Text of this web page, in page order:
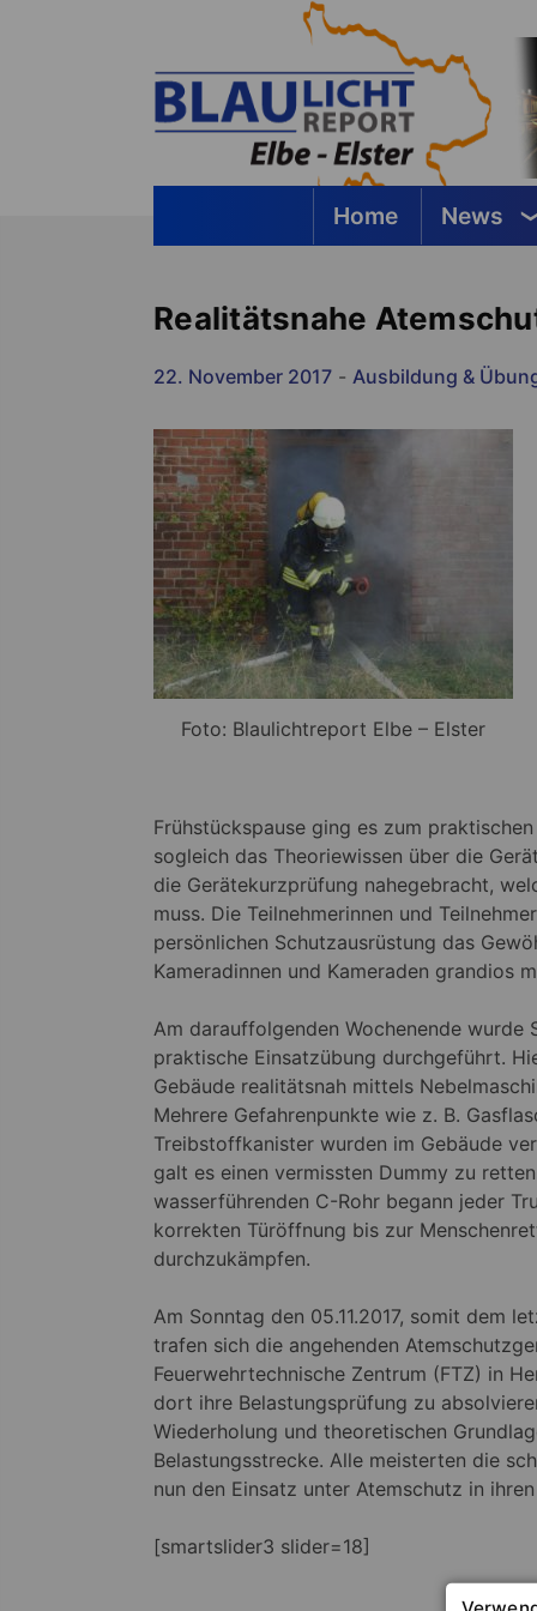
Home News
Realitätsnahe
22. November 2017 - Ausbildung &
Foto: Blaulichtreport Elbe – Elster
Frühstückspause ging es zum
sogleich das Theoriewissen über die
die Gerätekurzprüfung nahegebracht,
muss. Die Teilnehmerinnen und
persönlichen Schutzausrüstung das
Kameradinnen und Kameraden grandios
Am darauffolgenden Wochenende wurde
praktische Einsatzübung durchgeführt.
Gebäude realitätsnah mittels
Mehrere Gefahrenpunkte wie z. B.
Treibstoffkanister wurden im Gebäude
galt es einen vermissten Dummy zu
wasserführenden C-Rohr begann jeder
korrekten Türöffnung bis zur
durchzukämpfen.
Am Sonntag den 05.11.2017, somit dem
trafen sich die angehenden
Feuerwehrtechnische Zentrum (FTZ) in
dort ihre Belastungsprüfung zu
Wiederholung und theoretischen
Belastungsstrecke. Alle meisterten die
nun den Einsatz unter Atemschutz in
[smartslider3 slider=18]